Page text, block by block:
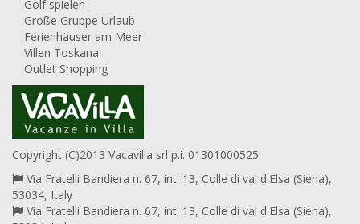
Golf spielen
Große Gruppe Urlaub
Ferienhäuser am Meer
Villen Toskana
Outlet Shopping
Copyright (C)2013 Vacavilla srl p.i. 01301000525
Via Fratelli Bandiera n. 67, int. 13, Colle di val d'Elsa (Siena),
53034, Italy
Via Fratelli Bandiera n. 67, int. 13, Colle di val d'Elsa (Siena),